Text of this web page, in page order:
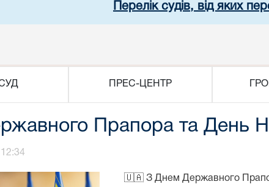
Перелік судів, від яких
ПРЕС-ЦЕНТР
Прапора та День
🇺🇦 З Днем Державного